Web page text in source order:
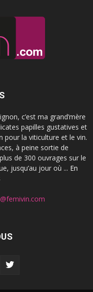
c’est ma grand’mère
papilles gustatives et
pour la viticulture et le vin.
à peine sortie de
de 300 ouvrages sur le
jusqu’au jour où ... En